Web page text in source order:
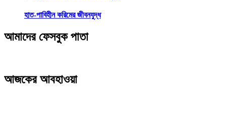
হাত-পাবিহীন করিমের জীবনযুদ্ধ
আমাদের ফেসবুক পাতা
আজকের আবহাওয়া